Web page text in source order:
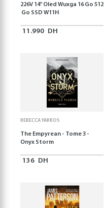
226V 14" Oled Wuxga 16 Go 512
Go SSD W11H
11.990 DH
REBECCA YARROS
The Empyrean - Tome 3 -
Onyx Storm
136 DH